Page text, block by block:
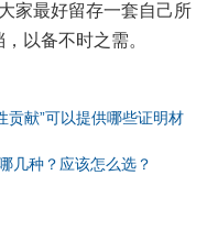
家最好留存一套自己所
以备不时之需。
贡献”可以提供哪些证明材
几种？应该怎么选？